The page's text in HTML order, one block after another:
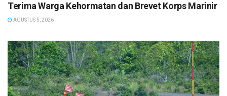
Terima Warga Kehormatan dan Brevet Korps Marinir
AGUSTUS 5, 2026